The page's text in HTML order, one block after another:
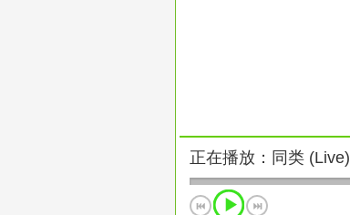
正在播放：同类 (Live)